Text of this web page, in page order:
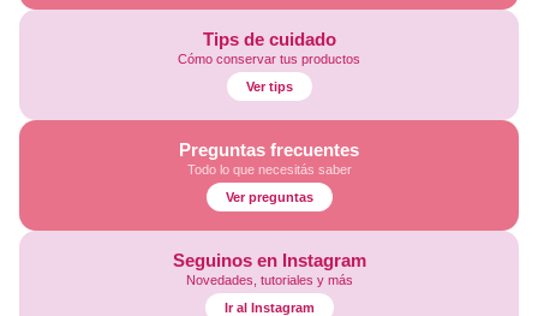
Tips de cuidado
Cómo conservar tus productos
Ver tips
Preguntas frecuentes
Todo lo que necesitás saber
Ver preguntas
Seguinos en Instagram
Novedades, tutoriales y más
Ir al Instagram